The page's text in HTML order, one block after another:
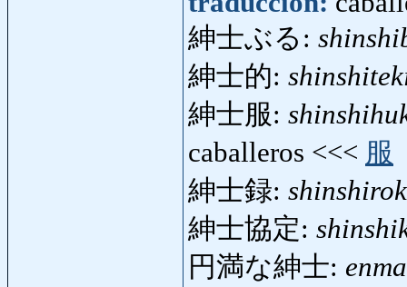
紳士ぶる:
紳士的:
紳士服:
caballeros <<< 服
紳士録:
紳士協定:
円満な紳士: